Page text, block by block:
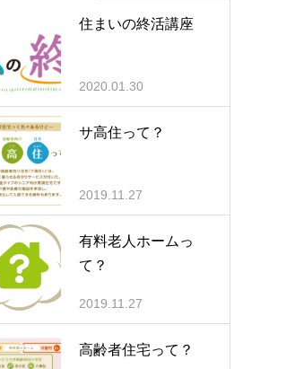
住まいの終活講座
2020.01.30
サ高住って？
2019.11.27
有料老人ホームっ
て？
2019.11.27
高齢者住宅って？